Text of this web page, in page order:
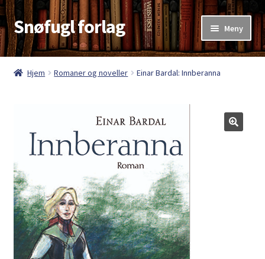
Hopp
til
navigasjon
Hopp
til
innhold
Snøfugl forlag Meny
Hjem
Handlekurv
Kasse
Kategorier
Kjøpsvilkår
Hjem Romaner og noveller Einar Bardal: Innberanna